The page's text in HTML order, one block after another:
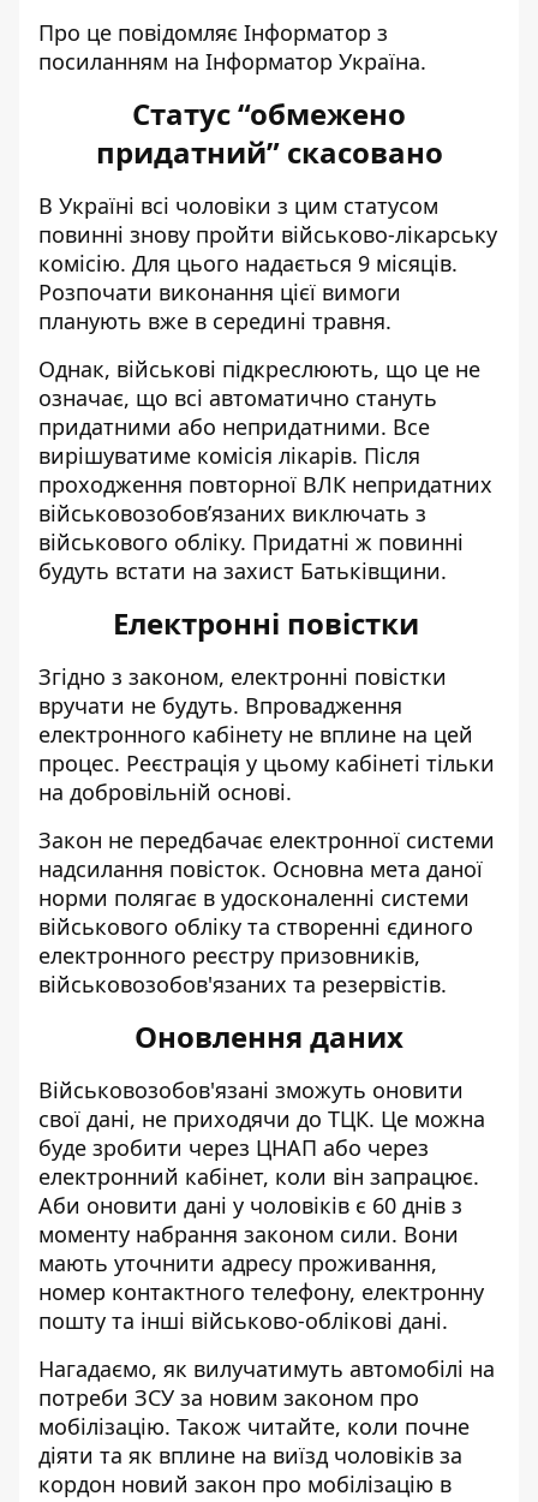
Про це повідомляє Інформатор з
посиланням на Інформатор Україна.
Статус “обмежено
придатний” скасовано
В Україні всі чоловіки з цим статусом
повинні знову пройти військово-лікарську
комісію. Для цього надається 9 місяців.
Розпочати виконання цієї вимоги
планують вже в середині травня.
Однак, військові підкреслюють, що це не
означає, що всі автоматично стануть
придатними або непридатними. Все
вирішуватиме комісія лікарів. Після
проходження повторної ВЛК непридатних
військовозобов’язаних виключать з
військового обліку. Придатні ж повинні
будуть встати на захист Батьківщини.
Електронні повістки
Згідно з законом, електронні повістки
вручати не будуть. Впровадження
електронного кабінету не вплине на цей
процес. Реєстрація у цьому кабінеті тільки
на добровільній основі.
Закон не передбачає електронної системи
надсилання повісток. Основна мета даної
норми полягає в удосконаленні системи
військового обліку та створенні єдиного
електронного реєстру призовників,
військовозобов'язаних та резервістів.
Оновлення даних
Військовозобов'язані зможуть оновити
свої дані, не приходячи до ТЦК. Це можна
буде зробити через ЦНАП або через
електронний кабінет, коли він запрацює.
Аби оновити дані у чоловіків є 60 днів з
моменту набрання законом сили. Вони
мають уточнити адресу проживання,
номер контактного телефону, електронну
пошту та інші військово-облікові дані.
Нагадаємо, як вилучатимуть автомобілі на
потреби ЗСУ за новим законом про
мобілізацію. Також читайте, коли почне
діяти та як вплине на виїзд чоловіків за
кордон новий закон про мобілізацію в